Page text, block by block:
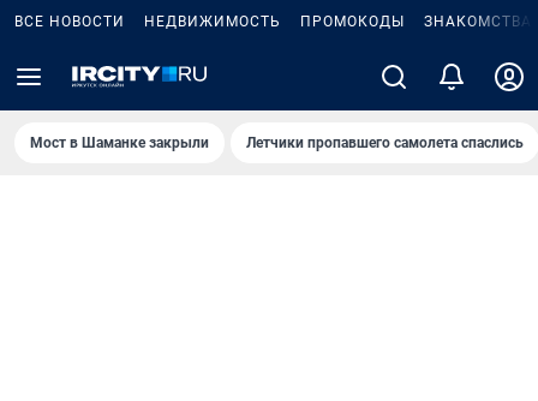
ВСЕ НОВОСТИ НЕДВИЖИМОСТЬ ПРОМОКОДЫ ЗНАКОМСТВА
Мост в Шаманке закрыли Летчики пропавшего самолета спаслись